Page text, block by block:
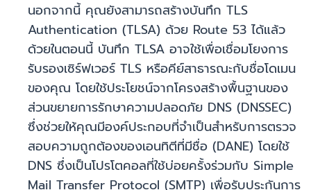
นอกจากนี้ คุณยังสามารถสร้างบันทึก TLS
Authentication (TLSA) ด้วย Route 53 ได้แล้ว
ด้วยในตอนนี้ บันทึก TLSA อาจใช้เพื่อเชื่อมโยงการ
รับรองเซิร์ฟเวอร์ TLS หรือคีย์สาธารณะกับชื่อโดเมน
ของคุณ โดยใช้ประโยชน์จากโครงสร้างพื้นฐานของ
ส่วนขยายการรักษาความปลอดภัย DNS (DNSSEC)
ซึ่งช่วยให้คุณมีองค์ประกอบที่จำเป็นสำหรับการตรวจ
สอบความถูกต้องของเอนทิตีที่มีชื่อ (DANE) โดยใช้
DNS ซึ่งเป็นโปรโตคอลที่ใช้บ่อยครั้งร่วมกับ Simple
Mail Transfer Protocol (SMTP) เพื่อรับประกันการ